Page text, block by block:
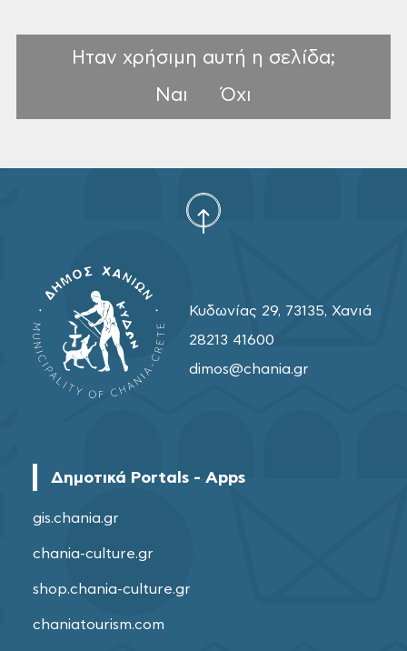
Ηταν χρήσιμη αυτή η σελίδα;
Ναι
Όχι
Κυδωνίας 29, 73135, Χανιά
28213 41600
dimos@chania.gr
Δημοτικά Portals - Apps
gis.chania.gr
chania-culture.gr
shop.chania-culture.gr
chaniatourism.com